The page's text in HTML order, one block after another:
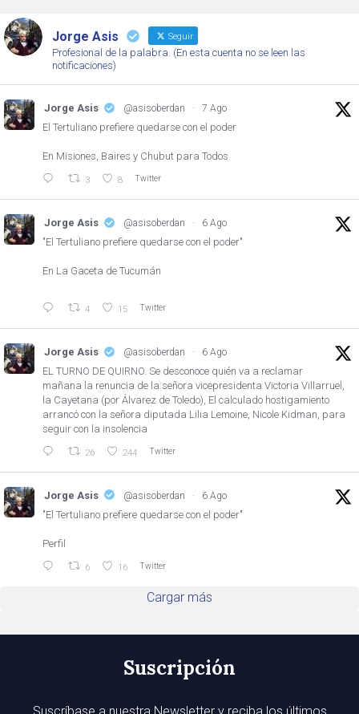
Jorge Asis Seguir
Profesional de la palabra. (En esta cuenta no se leen las
notificaciones)
Jorge Asis @asisoberdan · 7 Ago
El Tertuliano prefiere quedarse con el poder
En Misiones, Baires y Chubut para Todos
3 8 Twitter
Jorge Asis @asisoberdan · 6 Ago
"El Tertuliano prefiere quedarse con el poder"
En La Gaceta de Tucumán
4 15 Twitter
Jorge Asis @asisoberdan · 6 Ago
EL TURNO DE QUIRNO. Se desconoce quién va a reclamar
mañana la renuncia de la señora vicepresidenta Victoria Villarruel,
la Cayetana (por Álvarez de Toledo), El calculado hostigamiento
arrancó con la señora diputada Lilia Lemoine, Nicole Kidman, para
seguir con la insolencia
26 244 Twitter
Jorge Asis @asisoberdan · 6 Ago
"El Tertuliano prefiere quedarse con el poder"
Perfil
6 16 Twitter
Cargar más
Suscripción